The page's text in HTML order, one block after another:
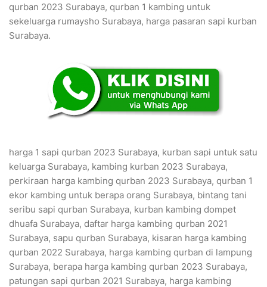
qurban 2023 Surabaya, qurban 1 kambing untuk
sekeluarga rumaysho Surabaya, harga pasaran sapi kurban
Surabaya.
harga 1 sapi qurban 2023 Surabaya, kurban sapi untuk satu
keluarga Surabaya, kambing kurban 2023 Surabaya,
perkiraan harga kambing qurban 2023 Surabaya, qurban 1
ekor kambing untuk berapa orang Surabaya, bintang tani
seribu sapi qurban Surabaya, kurban kambing dompet
dhuafa Surabaya, daftar harga kambing qurban 2021
Surabaya, sapu qurban Surabaya, kisaran harga kambing
qurban 2022 Surabaya, harga kambing qurban di lampung
Surabaya, berapa harga kambing qurban 2023 Surabaya,
patungan sapi qurban 2021 Surabaya, harga kambing